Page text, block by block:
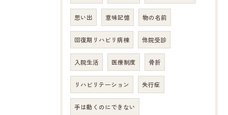
思い出 意味記憶 物の名前
回復期リハビリ病棟 他院受診
入院生活 医療制度 骨折
リハビリテーション 失行症
手は動くのにできない